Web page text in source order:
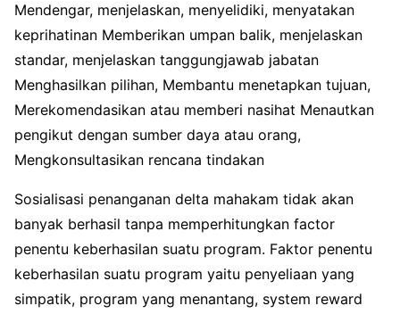
Mendengar, menjelaskan, menyelidiki, menyatakan
keprihatinan Memberikan umpan balik, menjelaskan
standar, menjelaskan tanggungjawab jabatan
Menghasilkan pilihan, Membantu menetapkan tujuan,
Merekomendasikan atau memberi nasihat Menautkan
pengikut dengan sumber daya atau orang,
Mengkonsultasikan rencana tindakan
Sosialisasi penanganan delta mahakam tidak akan
banyak berhasil tanpa memperhitungkan factor
penentu keberhasilan suatu program. Faktor penentu
keberhasilan suatu program yaitu penyeliaan yang
simpatik, program yang menantang, system reward